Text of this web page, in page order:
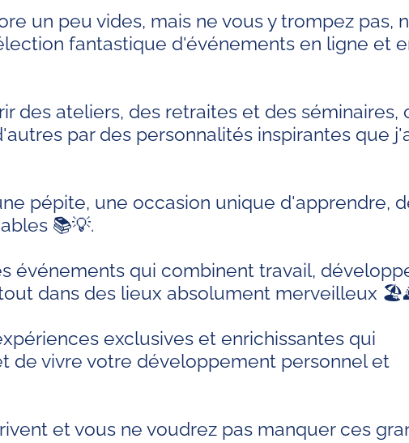
un peu vides, mais ne vous y trompez pas,
fantastique d'événements en ligne et
des ateliers, des retraites et des séminaires,
par des personnalités inspirantes que
pépite, une occasion unique d'apprendre,
📚💡.
événements qui combinent travail,
dans des lieux absolument merveilleux
exclusives et enrichissantes qui
de vivre votre développement personnel et
et vous ne voudrez pas manquer ces